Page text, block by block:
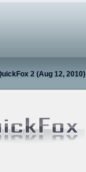
2 (Aug 12, 2010)